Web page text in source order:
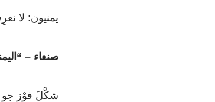
يمنيون: لا
صنعاء –
شكَّلَ فوْز جو